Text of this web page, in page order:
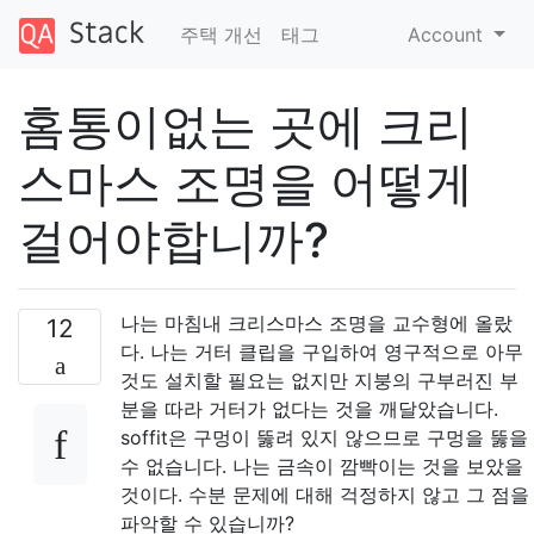
주택 개선 태그 Account
홈통이없는 곳에 크리
스마스 조명을 어떻게
걸어야합니까?
12
나는 마침내 크리스마스 조명을 교수형에 올랐
다. 나는 거터 클립을 구입하여 영구적으로 아무
것도 설치할 필요는 없지만 지붕의 구부러진 부
분을 따라 거터가 없다는 것을 깨달았습니다.
soffit은 구멍이 뚫려 있지 않으므로 구멍을 뚫을
수 없습니다. 나는 금속이 깜빡이는 것을 보았을
것이다. 수분 문제에 대해 걱정하지 않고 그 점을
파악할 수 있습니까?